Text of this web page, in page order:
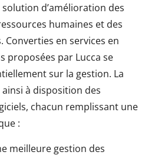
d’amélioration des
humaines et des
en services en
proposées par Lucca se
sur la gestion. La
à disposition des
chacun remplissant une
:
meilleure gestion des